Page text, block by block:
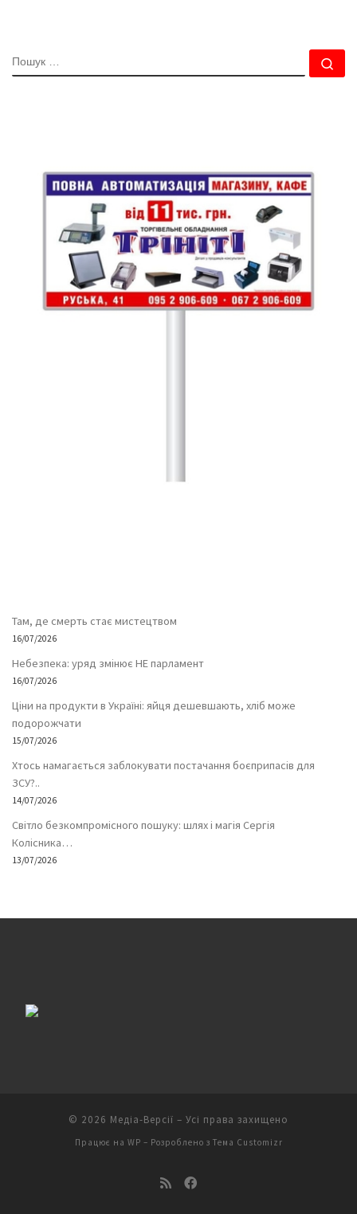
ПОШУК
Там, де смерть стає мистецтвом
16/07/2026
Небезпека: уряд змінює НЕ парламент
16/07/2026
Ціни на продукти в Україні: яйця дешевшають, хліб може
подорожчати
15/07/2026
Хтось намагається заблокувати постачання боєприпасів для
ЗСУ?..
14/07/2026
Світло безкомпромісного пошуку: шлях і магія Сергія
Колісника…
13/07/2026
© 2026 Медіа-Версії – Усі права захищено
Працює на WP – Розроблено з Тема Customizr